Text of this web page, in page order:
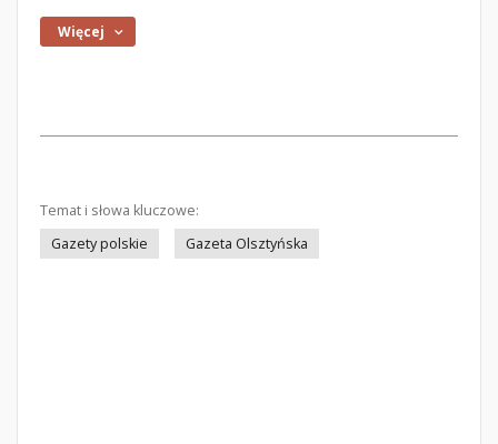
Więcej
Temat i słowa kluczowe:
Gazety polskie
Gazeta Olsztyńska